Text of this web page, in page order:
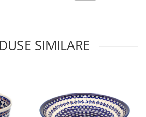
SIMILARE